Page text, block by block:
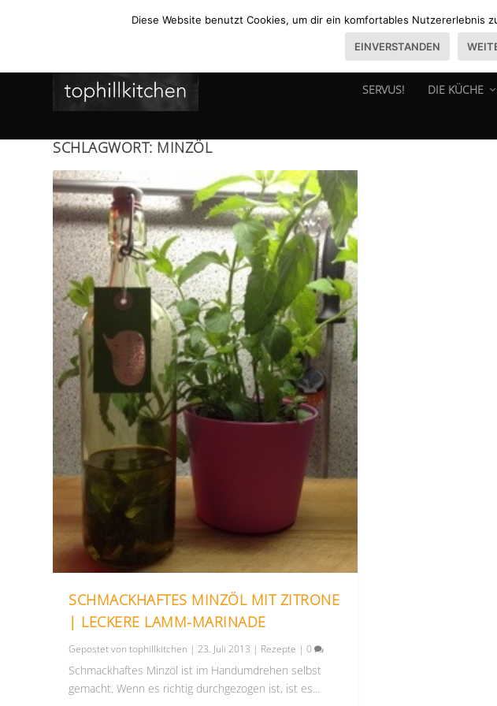
SERVUS! DIE KÜCHE
SCHLAGWORT: MINZÖL
SCHMACKHAFTES MINZÖL MIT ZITRONE
| LECKERE LAMM-MARINADE
Gepostet vontophillkitchen |23. Juli 2013 | Rezepte |0
Schmackhaftes Minzöl ist im Handumdrehen selbst
gemacht. Wenn es richtig durchgezogen ist, ist es...
Diese Website benutzt Cookies, um dir ein komfortables Nutzererlebnis
EINVERSTANDEN